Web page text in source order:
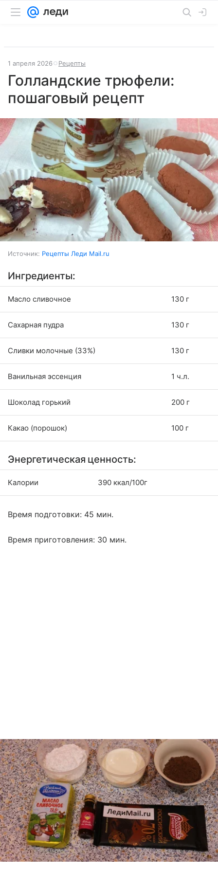
1 апреля 2026 Рецепты
Голландские трюфели:
пошаговый рецепт
Источник: Рецепты Леди Mail.ru
Ингредиенты:
Масло сливочное 130 г
Сахарная пудра 130 г
Сливки молочные (33%) 130 г
Ванильная эссенция 1 ч.л.
Шоколад горький 200 г
Какао (порошок) 100 г
Энергетическая ценность:
Калории 390 ккал/100г
Время подготовки: 45 мин.
Время приготовления: 30 мин.